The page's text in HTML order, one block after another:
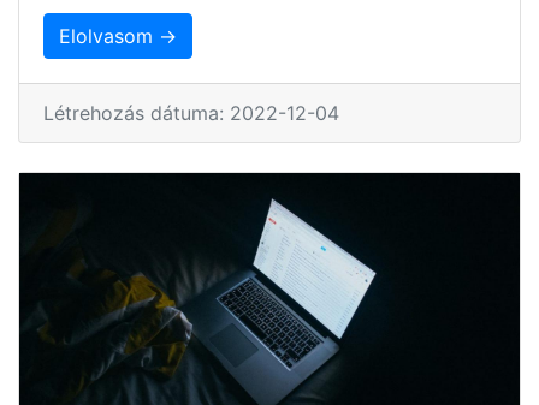
Elolvasom →
Létrehozás dátuma: 2022-12-04